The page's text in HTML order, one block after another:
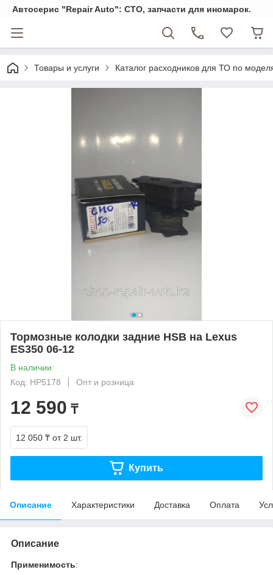
Автосерис "Repair Auto": СТО, запчасти для иномарок.
Товары и услуги Каталог расходников для ТО по
Тормозные колодки задние HSB на Lexus
ES350 06-12
В наличии
Код: HP5178
Опт и розница
12 590 ₸
12 050 ₸ от 2 шт.
Купить
Описание Характеристики Доставка Оплата
Описание
Применимость: